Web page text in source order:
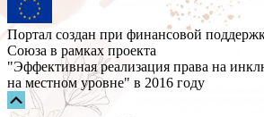
Портал создан при финансовой
Союза в рамках проекта
"Эффективная реализация права на
на местном уровне" в 2016 году
Прокрутка